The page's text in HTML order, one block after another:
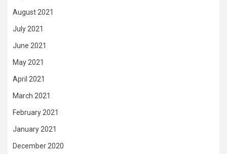
August 2021
July 2021
June 2021
May 2021
April 2021
March 2021
February 2021
January 2021
December 2020